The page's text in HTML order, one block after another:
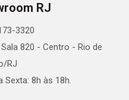
RJ
3320
820 - Centro - Rio de
RJ
Sexta: 8h às 18h.